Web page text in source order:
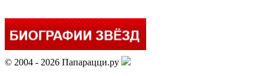
© 2004 - 2026 Папарацци.ру